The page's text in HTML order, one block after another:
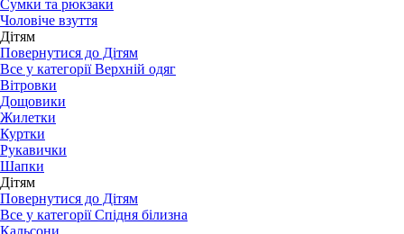
Сумки та рюкзаки
Чоловіче взуття
Дітям
Повернутися до Дітям
Все у категорії Верхній одяг
Вітровки
Дощовики
Жилетки
Куртки
Рукавички
Шапки
Дітям
Повернутися до Дітям
Все у категорії Спідня білизна
Кальсони